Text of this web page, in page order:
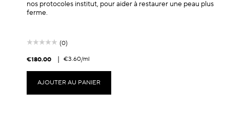
nos protocoles institut, pour aider à restaurer une peau plus
ferme.
(0)
€180.00 | €3.60/ml
AJOUTER AU PANIER